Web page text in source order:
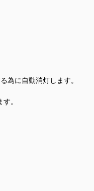
為に自動消灯します。
。